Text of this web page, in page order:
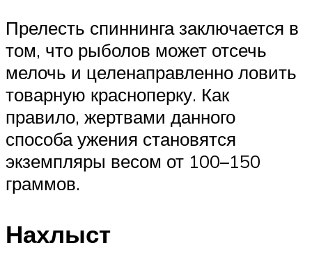
Прелесть спиннинга заключается в
том, что рыболов может отсечь
мелочь и целенаправленно ловить
товарную красноперку. Как
правило, жертвами данного
способа ужения становятся
экземпляры весом от 100–150
граммов.
Нахлыст